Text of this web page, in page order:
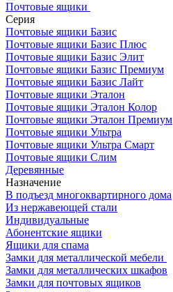
Почтовые ящики
Серия
Почтовые ящики Базис
Почтовые ящики Базис Плюс
Почтовые ящики Базис Элит
Почтовые ящики Базис Премиум
Почтовые ящики Базис Лайт
Почтовые ящики Эталон
Почтовые ящики Эталон Колор
Почтовые ящики Эталон Премиум
Почтовые ящики Ультра
Почтовые ящики Ультра Смарт
Почтовые ящики Слим
Деревянные
Назначение
В подъезд многоквартирного дома
Из нержавеющей стали
Индивидуальные
Абонентские ящики
Ящики для спама
Замки для металлической мебели
Замки для металлических шкафов
Замки для почтовых ящиков